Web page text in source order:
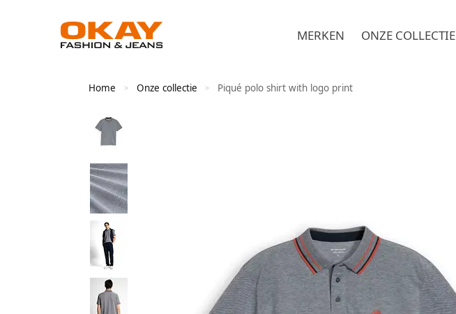
MERKEN ONZE COLLECTIE
Home > Onze collectie > Piqué polo shirt with logo print